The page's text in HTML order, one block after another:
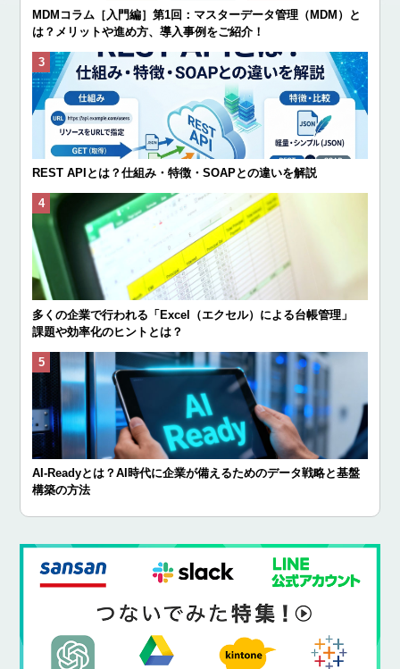
MDMコラム［入門編］第1回：マスターデータ管理（MDM）と
は？メリットや進め方、導入事例をご紹介！
REST APIとは？仕組み・特徴・SOAPとの違いを解説
多くの企業で行われる「Excel（エクセル）による台帳管理」
課題や効率化のヒントとは？
AI-Readyとは？AI時代に企業が備えるためのデータ戦略と基盤
構築の方法